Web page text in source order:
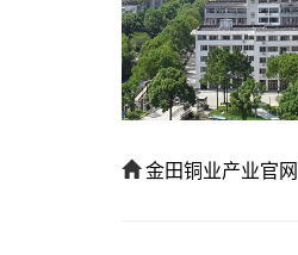
金田铜业产业官网